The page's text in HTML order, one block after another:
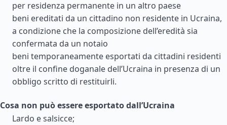
per residenza permanente in un altro paese
beni ereditati da un cittadino non residente in Ucraina,
a condizione che la composizione dell’eredità sia
confermata da un notaio
beni temporaneamente esportati da cittadini residenti
oltre il confine doganale dell’Ucraina in presenza di un
obbligo scritto di restituirli.
Cosa non può essere esportato dall’Ucraina
Lardo e salsicce;